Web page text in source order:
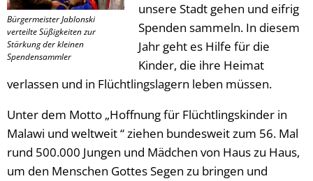
Bürgermeister Jablonski
verteilte Süßigkeiten zur
Stärkung der kleinen
Spendensammler
unsere Stadt gehen und eifrig
Spenden sammeln. In diesem
Jahr geht es Hilfe für die
Kinder, die ihre Heimat
verlassen und in Flüchtlingslagern leben müssen.
Unter dem Motto „Hoffnung für Flüchtlingskinder in
Malawi und weltweit “ ziehen bundesweit zum 56. Mal
rund 500.000 Jungen und Mädchen von Haus zu Haus,
um den Menschen Gottes Segen zu bringen und